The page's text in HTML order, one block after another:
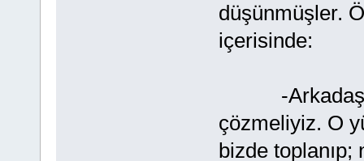
düşünmüşler.
içerisinde:
-Arkadaşlar
çözmeliyiz. O
bizde toplanıp;